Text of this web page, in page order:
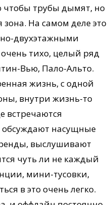
трубы дымят, но
На самом деле это
двухэтажными
тихо, целый ряд
Вью, Пало-Альто.
жизнь, с одной
внутри жизнь-то
встречаются
насущные
выслушивают
чуть ли не каждый
мини-тусовки,
в это очень легко.